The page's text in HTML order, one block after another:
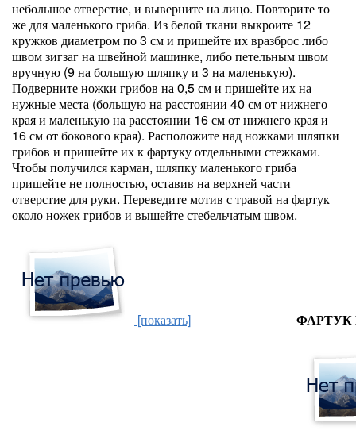
небольшое отверстие, и выверните на лицо. Повторите то
же для маленького гриба. Из белой ткани выкроите 12
кружков диаметром по 3 см и пришейте их вразброс либо
швом зигзаг на швейной машинке, либо петельным швом
вручную (9 на большую шляпку и 3 на маленькую).
Подверните ножки грибов на 0,5 см и пришейте их на
нужные места (большую на расстоянии 40 см от нижнего
края и маленькую на расстоянии 16 см от нижнего края и
16 см от бокового края). Расположите над ножками шляпки
грибов и пришейте их к фартуку отдельными стежками.
Чтобы получился карман, шляпку маленького гриба
пришейте не полностью, оставив на верхней части
отверстие для руки. Переведите мотив с травой на фартук
около ножек грибов и вышейте стебельчатым швом.
[показать]